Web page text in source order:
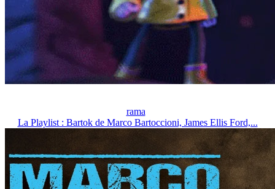
rama
La Playlist : Bartok de Marco Bartoccioni, James Ellis Ford,...